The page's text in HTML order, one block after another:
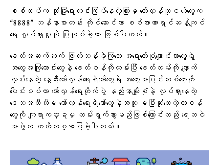
စစ်တပ်က လုံခြုံရေးတင်းကြ​ပ်နေတဲ့ကြား​မှ တော်လှန်လူငယ်တွေက
“8888” ဘန်နာစာတန်း ကိုင်ဆောင်ကာ စစ်အာဏာရှင်ဆန့်ကျင်
ရေး လှုပ်ရှားမှုကို ပြုလုပ်ခဲ့တာ ဖြစ်ပါတယ်။
ခေတ်အဆက်ဆက် ဖြတ်သန်းခဲ့ကြသော အရေးတော်ပုံကျောင်းသားတွေရဲ့
အတွေ့အကြုံကောင်းတွေနဲ့ ခေတ်ဝန်ကိုထမ်းပြီး ခေတ်လမ်းကို လျှောက်
လှမ်းနေတဲ့ နွေဦးတော်လှန်ရေးရဲဘော်တွေရဲ့ အတွေးအမြင်သစ်တွေကို
ပေါင်းစပ်ကာ တော်လှန်ရေးတိုက်ပွဲ နည်းနာမျိုးစုံနဲ့ လှုပ်ရှားနေတဲ့
ဒေသအသီးသီးမှ တော်လှန်ရေးရဲဘော်တွေနဲ့အတူ မပြီးဆုံးသေးတဲ့တာဝန်
တွေကို ကျရာကဏ္ဍမှ ထမ်းရွက်သွားမည်ဖြစ်ကြောင်းလည်း ရေဘဝဲ
အဖွဲ့က ကတိသစ္စာပြုခဲ့ပါတယ်။